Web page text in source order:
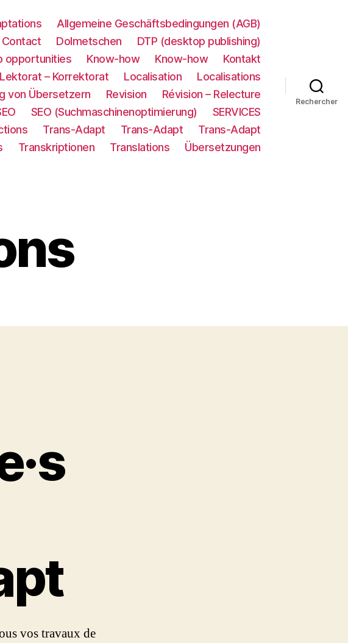
Allgemeine Geschäftsbedingungen (AGB)
Contact Dolmetschen
DTP (desktop publishing)
opportunities Know-how Know-how
Kontakt
Lektorat – Korrektorat Localisation
Localisations
von Übersetzern Revision
Révision – Relecture
SEO (Suchmaschinenoptimierung)
SERVICES
Trans-Adapt Trans-Adapt
Trans-Adapt
Transkriptionen Translations Übersetzungen
Rechercher
vos travaux de